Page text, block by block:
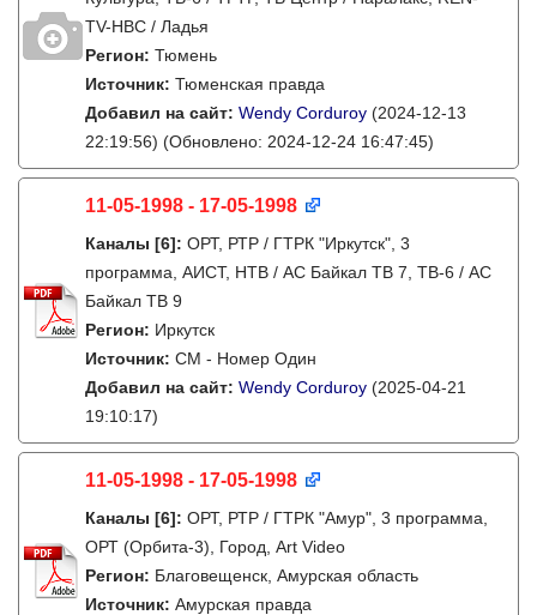
TV-НВС / Ладья
Регион: Тюмень
Источник: Тюменская правда
Добавил на сайт: Wendy Corduroy (2024-12-13
22:19:56) (Обновлено: 2024-12-24 16:47:45)
11-05-1998 - 17-05-1998
Каналы [6]: ОРТ, РТР / ГТРК "Иркутск", 3
программа, АИСТ, НТВ / АС Байкал ТВ 7, ТВ-6 / АС
Байкал ТВ 9
Регион: Иркутск
Источник: СМ - Номер Один
Добавил на сайт: Wendy Corduroy (2025-04-21
19:10:17)
11-05-1998 - 17-05-1998
Каналы [6]: ОРТ, РТР / ГТРК "Амур", 3 программа,
ОРТ (Орбита-3), Город, Art Video
Регион: Благовещенск, Амурская область
Источник: Амурская правда